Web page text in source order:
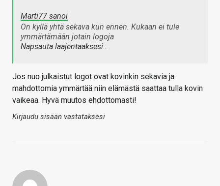
Marti77 sanoi
On kyllä yhtä sekava kun ennen. Kukaan ei tule
ymmärtämään jotain logoja
Napsauta laajentaaksesi…
Jos nuo julkaistut logot ovat kovinkin sekavia ja
mahdottomia ymmärtää niin elämästä saattaa tulla kovin
vaikeaa. Hyvä muutos ehdottomasti!
Kirjaudu sisään vastataksesi